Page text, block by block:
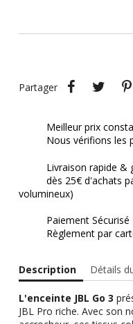
Partager
Partager
Meilleur prix
Nous vérifions les
Livraison rapide &
dès 25€ d'achats
volumineux)
Paiement Sécurisé
Règlement par
Description Détails
L'enceinte JBL Go 3
JBL Pro riche. Avec son